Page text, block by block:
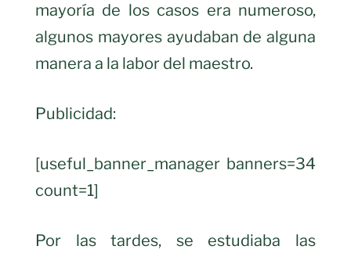
mayoría de los casos era numeroso,
algunos mayores ayudaban de alguna
manera a la labor del maestro.
Publicidad:
[useful_banner_manager banners=34
count=1]
Por las tardes, se estudiaba las